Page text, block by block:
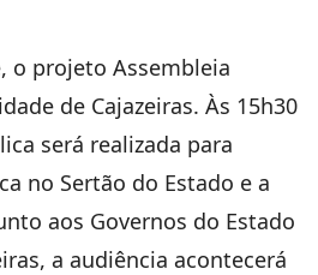
o projeto Assembleia
de Cajazeiras. Às 15h30
será realizada para
no Sertão do Estado e a
aos Governos do Estado
a audiência acontecerá